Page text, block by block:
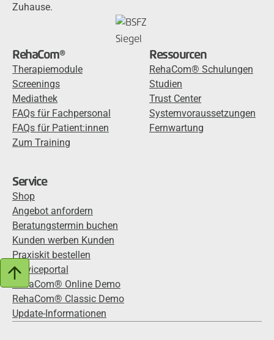
Zuhause.
RehaCom®
Therapiemodule
Screenings
Mediathek
FAQs für Fachpersonal
FAQs für Patient:innen
Zum Training
Ressourcen
RehaCom® Schulungen
Studien
Trust Center
Systemvoraussetzungen
Fernwartung
Service
Shop
Angebot anfordern
Beratungstermin buchen
Kunden werben Kunden
Praxiskit bestellen
Serviceportal
RehaCom® Online Demo
RehaCom® Classic Demo
Update-Informationen